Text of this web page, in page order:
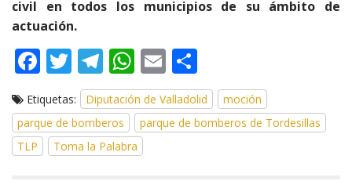
civil en todos los municipios de su ámbito de
actuación.
F
e
b
o
T
w
itt
er
T
el
e
gr
a
W
h
at
s
A
E
m
ai
l
o
m
p
Etiquetas: Diputación de Valladolid
moción
parque de bomberos
parque de bomberos de Tordesillas
TLP
Toma la Palabra